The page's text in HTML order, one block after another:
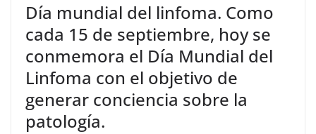
Día mundial del linfoma. Como
cada 15 de septiembre, hoy se
conmemora el Día Mundial del
Linfoma con el objetivo de
generar conciencia sobre la
patología.